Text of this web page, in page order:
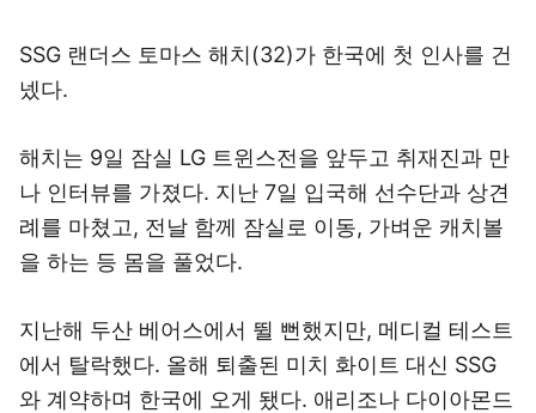
SSG 랜더스 토마스 해치(32)가 한국에 첫 인사를 건
넸다.
해치는 9일 잠실 LG 트윈스전을 앞두고 취재진과 만
나 인터뷰를 가졌다. 지난 7일 입국해 선수단과 상견
례를 마쳤고, 전날 함께 잠실로 이동, 가벼운 캐치볼
을 하는 등 몸을 풀었다.
지난해 두산 베어스에서 뛸 뻔했지만, 메디컬 테스트
에서 탈락했다. 올해 퇴출된 미치 화이트 대신 SSG
와 계약하며 한국에 오게 됐다. 애리조나 다이아몬드